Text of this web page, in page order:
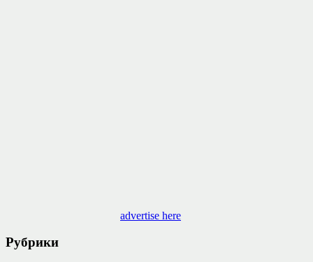
advertise here
Рубрики